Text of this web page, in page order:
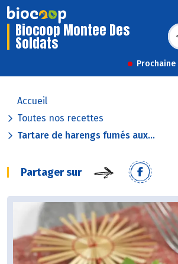
Biocoop Montee Des
Soldats
Accueil
Toutes nos recettes
Tartare de harengs fumés aux...
Partager sur